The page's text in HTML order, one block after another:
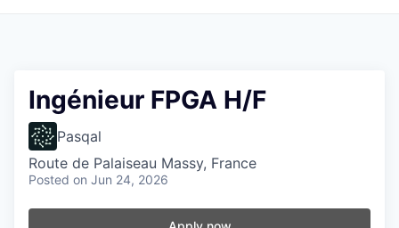
Ingénieur FPGA H/F
Pasqal
Route de Palaiseau Massy, France
Posted on Jun 24, 2026